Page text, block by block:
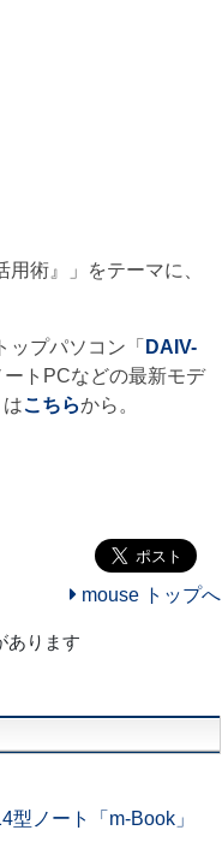
術』」をテーマに、
プパソコン「 DAIV-
トPCなどの最新モデ
こちらから。
mouse トップへ
あります
ノート「m-Book」